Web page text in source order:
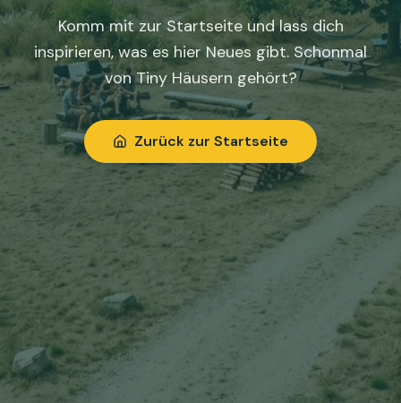
Komm mit zur Startseite und lass dich
inspirieren, was es hier Neues gibt. Schonmal
von Tiny Häusern gehört?
Zurück zur Startseite